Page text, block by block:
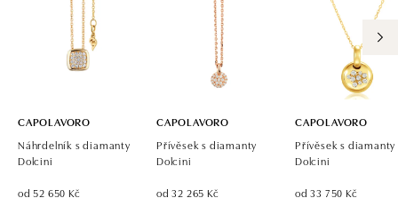
CAPOLAVORO
Náhrdelník s diamanty
Dolcini
od 52 650 Kč
CAPOLAVORO
Přívěsek s diamanty
Dolcini
od 32 265 Kč
CAPOLAVORO
Přívěsek s diamanty
Dolcini
od 33 750 Kč